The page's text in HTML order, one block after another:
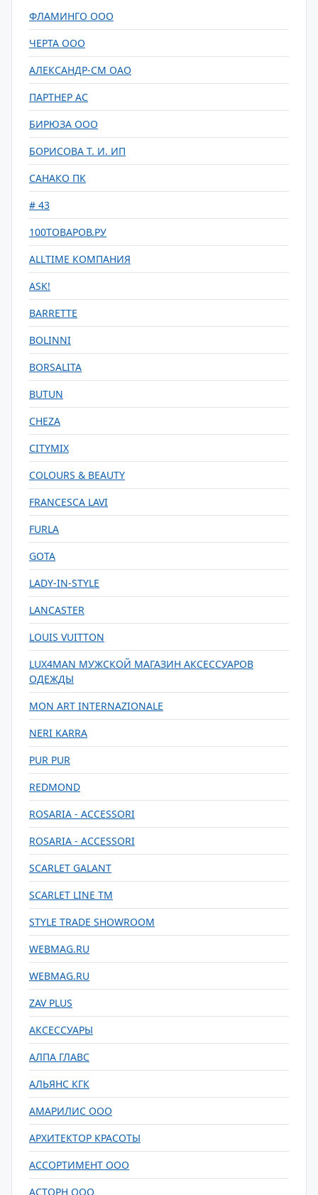
ФЛАМИНГО ООО
ЧЕРТА ООО
АЛЕКСАНДР-СМ ОАО
ПАРТНЕР АС
БИРЮЗА ООО
БОРИСОВА Т. И. ИП
САНАКО ПК
# 43
100ТОВАРОВ.РУ
ALLTIME КОМПАНИЯ
ASK!
BARRETTE
BOLINNI
BORSALITA
BUTUN
CHEZA
CITYMIX
COLOURS & BEAUTY
FRANCESCA LAVI
FURLA
GOTA
LADY-IN-STYLE
LANCASTER
LOUIS VUITTON
LUX4MAN МУЖСКОЙ МАГАЗИН АКСЕССУАРОВ
ОДЕЖДЫ
MON ART INTERNAZIONALE
NERI KARRA
PUR PUR
REDMOND
ROSARIA - AССESSORI
ROSARIA - AССESSORI
SCARLET GALANT
SCARLET LINE TM
STYLE TRADE SHOWROOM
WEBMAG.RU
WEBMAG.RU
ZAV PLUS
АКСЕССУАРЫ
АЛПА ГЛАВС
АЛЬЯНС КГК
АМАРИЛИС ООО
АРХИТЕКТОР КРАСОТЫ
АССОРТИМЕНТ ООО
АСТОРН ООО